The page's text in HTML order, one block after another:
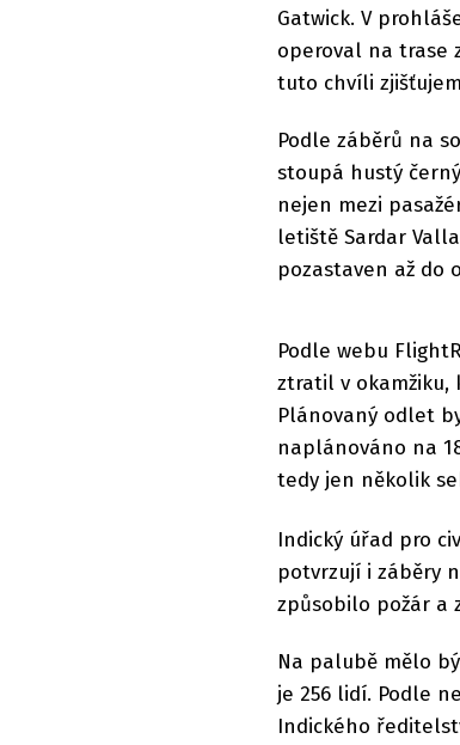
Gatwick. V
operoval na trase
tuto chvíli
Podle záběrů na
stoupá hustý
nejen mezi
letiště Sardar
pozastaven až do
Podle webu
ztratil v okamžiku,
Plánovaný odlet
naplánováno na
tedy jen několik
Indický úřad pro
potvrzují i záběry
způsobilo požár a
Na palubě mělo
je 256 lidí. Podle
Indického